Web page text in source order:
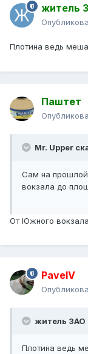
житель
Плотина ведь
Паштет
Mr. Upper
Сам на прошлой
вокзала до
От Южного
PavelV
житель ЗАО
Плотина ведь